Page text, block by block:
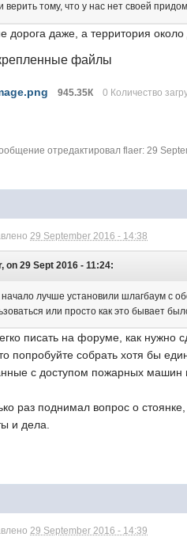
верить тому, что у нас нет своей
дорога даже, а территория
файлы
945.35К 0 Количество
отредактировал flaer: 29
29 September 2016 - 14:38
on 29 Sept 2016 - 11:24:
лучше установили шлагбаум с
или просто как это бывает
писать на форуме, как нужно
попробуйте собрать хотя бы
с доступом пожарных машин
раз поднимал вопрос о
и дела.
29 September 2016 - 14:39